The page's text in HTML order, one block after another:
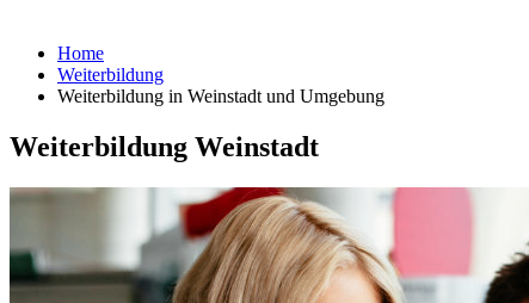
Home
Weiterbildung
Weiterbildung in Weinstadt und Umgebung
Weiterbildung Weinstadt